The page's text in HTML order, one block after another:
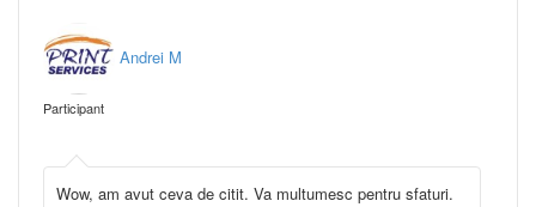
Andrei M
Participant
Wow, am avut ceva de citit. Va multumesc pentru sfaturi.